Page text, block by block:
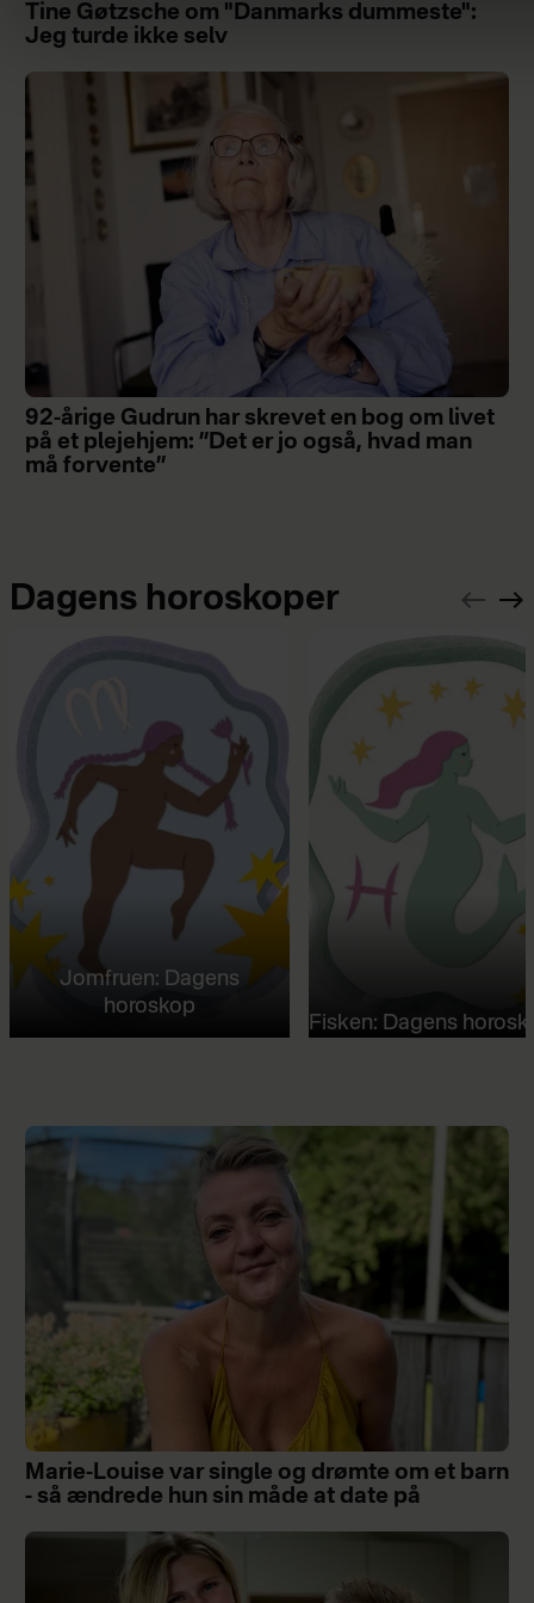
Tine Gøtzsche om "Danmarks dummeste":
Jeg turde ikke selv
92-årige Gudrun har skrevet en bog om livet
på et plejehjem: ”Det er jo også, hvad man
må forvente”
Dagens horoskoper
Jomfruen: Dagens
horoskop
Fisken: Dagens
Marie-Louise var single og drømte om et barn
- så ændrede hun sin måde at date på